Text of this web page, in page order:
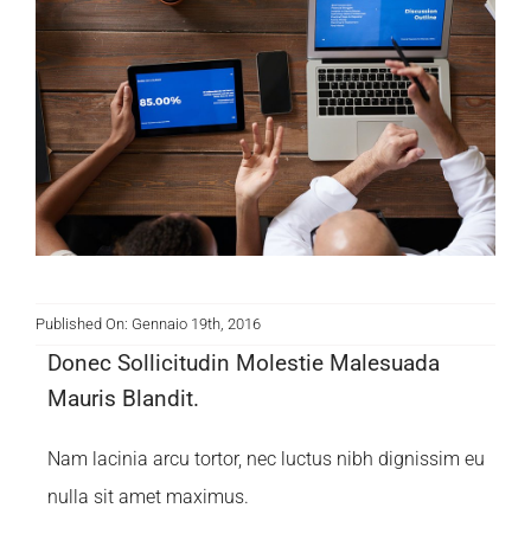
Published On: Gennaio 19th, 2016
Donec Sollicitudin Molestie Malesuada
Mauris Blandit.
Nam lacinia arcu tortor, nec luctus nibh dignissim eu
nulla sit amet maximus.